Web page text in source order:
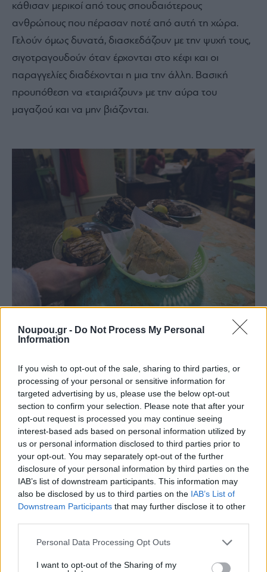
Noupou.gr - Do Not Process My Personal
Information
If you wish to opt-out of the sale, sharing to third parties, or
processing of your personal or sensitive information for
targeted advertising by us, please use the below opt-out
section to confirm your selection. Please note that after your
opt-out request is processed you may continue seeing
interest-based ads based on personal information utilized by
us or personal information disclosed to third parties prior to
your opt-out. You may separately opt-out of the further
disclosure of your personal information by third parties on the
IAB’s list of downstream participants. This information may
also be disclosed by us to third parties on the IAB’s List of
Downstream Participants that may further disclose it to other
Please note that this website/app uses one or more Google
not limited to your visit or usage behaviour. You may click to
Personal Data Processing Opt Outs
I want to opt-out of the Sharing of my
κάθισαν μερικοί από τους σπουδαιότερους
ανθρώπους που πέρασαν ποτέ από αυτή τη χώρα.
Γελούν όμως δυνατά, διασκεδάζουν με την ψυχή τους,
σιγοτραγουδούν όταν έρχονται στο κέφι και οι
παραγγελίες διαδέχονται η μια την άλλη. Βασική
προυπόθεση να «ταιριάζουν» με την αύρα του
μαγαζιού και να μην βιάζονται.
Ικαρία. Πάμε με το ραχάτι μας. Ήρθες στην ταβέρνα, θα
κάτσεις, θα πιεις το κρασάκι σου, θα έρθει η ώρα που
θα σε σερβίρουν. Χαλαρά. Αλλιώς, όπως έλεγε και ο
παππούς… στα σουβλατζίδικα!», λέει γελώντας η Νίκη.
Πέρασε μια περίοδος που το μαγαζί γέμισε με
influencers.«Εμάς δεν μας ενδιαφέρει αυτό. Να έρθουν
οι άνθρωποι, να κάτσουν, να δοκιμάσουν τα φαγητά
μας, αλλά δεν είμαστε για διαφήμιση. Εμένα δεν με
Εδώ είμαστε για να περνάμε καλά και να το
ευχαριστιόμαστε».